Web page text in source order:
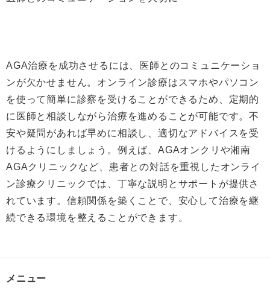
AGA治療を成功させるには、医師とのコミュニケーショ
ンが欠かせません。オンライン診療はスマホやパソコン
を使って簡単に診察を受けることができるため、定期的
に医師と相談しながら治療を進めることが可能です。不
安や疑問があれば早めに相談し、適切なアドバイスを受
けるようにしましょう。例えば、AGAオンクリや湘南
AGAクリニックなど、患者との対話を重視したオンライ
ン診療クリニックでは、丁寧な説明とサポートが提供さ
れています。信頼関係を築くことで、安心して治療を継
続できる環境を整えることができます。
メニュー